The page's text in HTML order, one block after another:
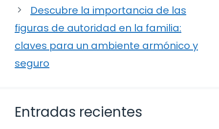
Descubre la importancia de las
figuras de autoridad en la familia:
claves para un ambiente armónico y
seguro
Entradas recientes